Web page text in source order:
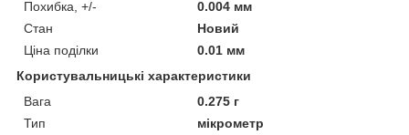
Похибка, +/-
0.004 мм
Стан
Новий
Ціна поділки
0.01 мм
Користувальницькі характеристики
Вага
0.275 г
Тип
мікрометр